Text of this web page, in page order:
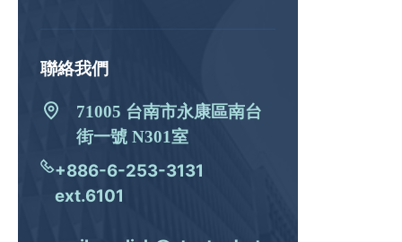
聯絡我們
71005 台南市永康區南台
街一號 N301室
+886-6-253-3131
ext.6101